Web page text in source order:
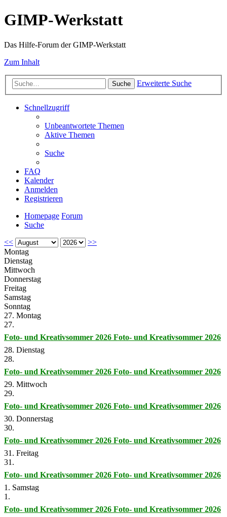
GIMP-Werkstatt
Das Hilfe-Forum der GIMP-Werkstatt
Zum Inhalt
Suche Erweiterte Suche
Schnellzugriff
Unbeantwortete Themen
Aktive Themen
Suche
FAQ
Kalender
Anmelden
Registrieren
Homepage Forum
Suche
<<
>>
Montag
Dienstag
Mittwoch
Donnerstag
Freitag
Samstag
Sonntag
27. Montag
27.
Foto- und Kreativsommer 2026 Foto- und Kreativsommer 2026
28. Dienstag
28.
Foto- und Kreativsommer 2026 Foto- und Kreativsommer 2026
29. Mittwoch
29.
Foto- und Kreativsommer 2026 Foto- und Kreativsommer 2026
30. Donnerstag
30.
Foto- und Kreativsommer 2026 Foto- und Kreativsommer 2026
31. Freitag
31.
Foto- und Kreativsommer 2026 Foto- und Kreativsommer 2026
1. Samstag
1.
Foto- und Kreativsommer 2026 Foto- und Kreativsommer 2026